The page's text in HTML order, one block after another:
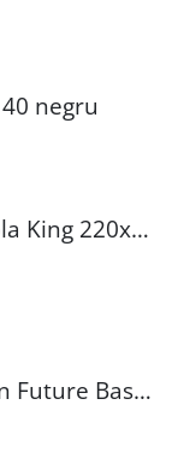
negru
Lenjerie de pat dubla King 220x240 cm 100% bumbac satinat antracit 3 piese Whitney Lilyum
Topper Saltea Green Future Basic Confort 80x190 cm Spuma Poliuretanica Elastica Husa PES 100%